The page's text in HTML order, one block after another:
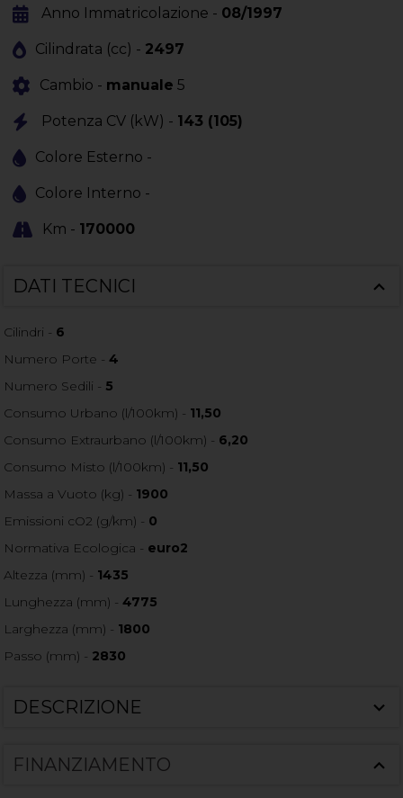
Anno Immatricolazione - 08/1997
Cilindrata (cc) - 2497
Cambio - manuale 5
Potenza CV (kW) - 143 (105)
Colore Esterno -
Colore Interno -
Km - 170000
DATI TECNICI
Cilindri - 6
Numero Porte -4
Numero Sedili - 5
Consumo Urbano (l/100km) - 11,50
Consumo Extraurbano (l/100km) - 6,20
Consumo Misto (l/100km) - 11,50
Massa a Vuoto (kg) - 1900
Emissioni cO2 (g/km) - 0
Normativa Ecologica - euro2
Altezza (mm) - 1435
Lunghezza (mm) -4775
Larghezza (mm) - 1800
Passo (mm) - 2830
DESCRIZIONE
FINANZIAMENTO